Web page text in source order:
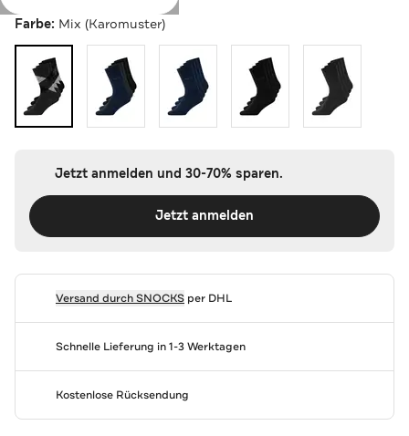
Farbe: Mix (Karomuster)
Jetzt anmelden und 30-70% sparen.
Jetzt anmelden
Versand durchSNOCKSper DHL
Schnelle Lieferung in 1-3 Werktagen
Kostenlose Rücksendung